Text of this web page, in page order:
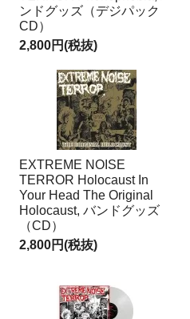
ンドグッズ（デジパック
CD）
2,800円(税抜)
EXTREME NOISE
TERROR Holocaust In
Your Head The Original
Holocaust, バンドグッズ
（CD）
2,800円(税抜)